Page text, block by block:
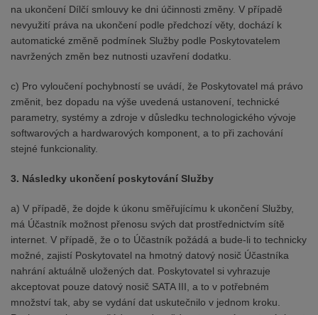
na ukončení Dílčí smlouvy ke dni účinnosti změny. V případě
nevyužití práva na ukončení podle předchozí věty, dochází k
automatické změně podmínek Služby podle Poskytovatelem
navržených změn bez nutnosti uzavření dodatku.
c) Pro vyloučení pochybností se uvádí, že Poskytovatel má právo
změnit, bez dopadu na výše uvedená ustanovení, technické
parametry, systémy a zdroje v důsledku technologického vývoje
softwarových a hardwarových komponent, a to při zachování
stejné funkcionality.
3. Následky ukončení poskytování Služby
a) V případě, že dojde k úkonu směřujícímu k ukončení Služby,
má Účastník možnost přenosu svých dat prostřednictvím sítě
internet. V případě, že o to Účastník požádá a bude-li to technicky
možné, zajistí Poskytovatel na hmotný datový nosič Účastníka
nahrání aktuálně uložených dat. Poskytovatel si vyhrazuje
akceptovat pouze datový nosič SATA III, a to v potřebném
množství tak, aby se vydání dat uskutečnilo v jednom kroku.